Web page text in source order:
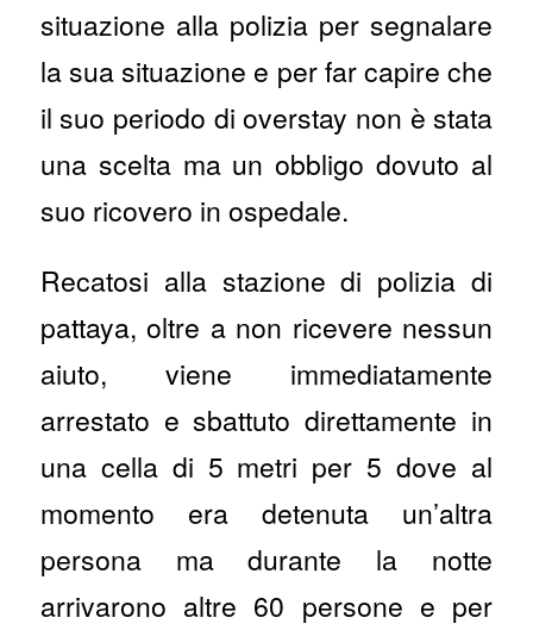
situazione alla polizia per segnalare
la sua situazione e per far capire che
il suo periodo di overstay non è stata
una scelta ma un obbligo dovuto al
suo ricovero in ospedale.
Recatosi alla stazione di polizia di
pattaya, oltre a non ricevere nessun
aiuto, viene immediatamente
arrestato e sbattuto direttamente in
una cella di 5 metri per 5 dove al
momento era detenuta un’altra
persona ma durante la notte
arrivarono altre 60 persone e per